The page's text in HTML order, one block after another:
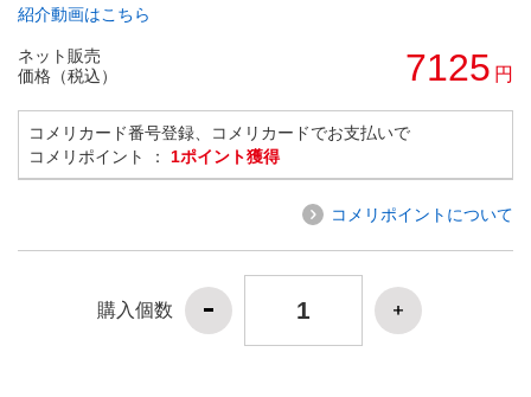
紹介動画はこちら
ネット販売
価格（税込）
7125 円
コメリカード番号登録、コメリカードでお支払いで
コメリポイント ： 1ポイント獲得
コメリポイントについて
購入個数